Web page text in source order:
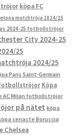
köpa FC
matchtröja 2024/25
2024-25 fotbollströjor
City 2024-25
25
2024/25
Paris Saint-Germain
fotbollströjor Köpa
AC Milan fotbollströjor
på nätet köpa
senaste Borussia
Chelsea